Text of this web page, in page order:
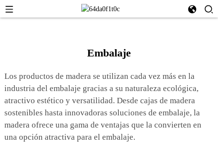
Embalaje
Los productos de madera se utilizan cada vez más en la
industria del embalaje gracias a su naturaleza ecológica,
atractivo estético y versatilidad. Desde cajas de madera
sostenibles hasta innovadoras soluciones de embalaje, la
madera ofrece una gama de ventajas que la convierten en
una opción atractiva para el embalaje.